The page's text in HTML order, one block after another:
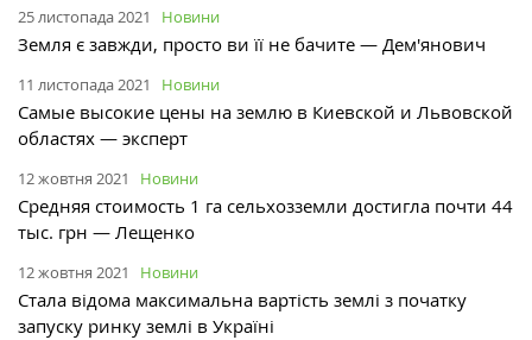
25 листопада 2021 Новини
Земля є завжди, просто ви її не бачите — Дем'янович
11 листопада 2021 Новини
Самые высокие цены на землю в Киевской и Львовской
областях — эксперт
12 жовтня 2021 Новини
Средняя стоимость 1 га сельхозземли достигла почти 44
тыс. грн — Лещенко
12 жовтня 2021 Новини
Стала відома максимальна вартість землі з початку
запуску ринку землі в Україні